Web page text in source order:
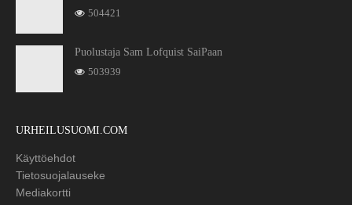
504421
Puolustaja Sam Lofquist SaiPaan
503939
URHEILUSUOMI.COM
Käyttöehdot
Tietosuojalauseke
Mediakortti